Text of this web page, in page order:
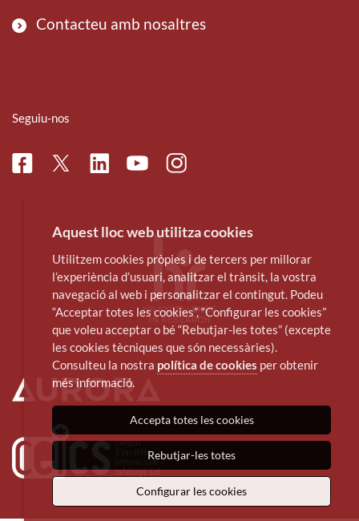
Contacteu amb nosaltres
Seguiu-nos
FacebookTwitterLinkedinYoutubeInstagram
Aquest lloc web utilitza cookies
Utilitzem cookies pròpies i de tercers per millorar
l’experiència d’usuari, analitzar el trànsit, la vostra
navegació al web i personalitzar el contingut. Podeu
“Acceptar totes les cookies”, “Configurar les cookies”
que voleu acceptar o bé “Rebutjar-les totes” (excepte
les cookies tècniques que són necessàries).
Consulteu la nostra política de cookies per obtenir
més informació.
Accepta totes les cookies
Rebutjar-les totes
Configurar les cookies